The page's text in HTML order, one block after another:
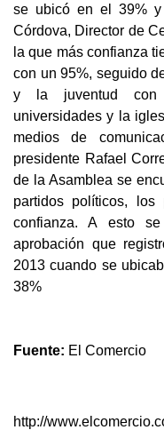
se ubicó en el 39%
Córdova, Director de
la que más confianza
con un 95%, seguido
y la juventud con
universidades y la
medios de
presidente Rafael
de la Asamblea se
partidos políticos,
confianza. A esto
aprobación que
2013 cuando se
38%
Fuente: El Comercio
http://